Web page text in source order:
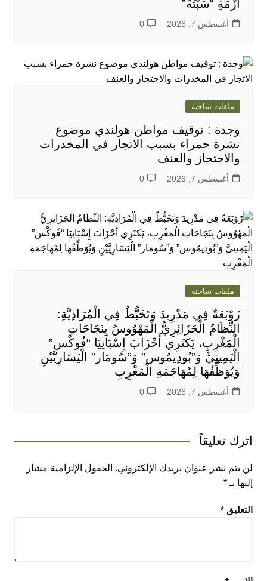
أَزْمَةِ “سَبْتَةَ”
أغسطس 7, 2026 0
ملفات ساخنة
وجدة : توقيف مواطن هولندي موضوع
نشرة حمراء بسبب الاتجار في المخدرات
والاحتجاز والعنف
أغسطس 7, 2026 0
ملفات ساخنة
زَوْبَعَةٌ فِي مَدْرِيدَ وَتَخَبُّطٌ فِي الْمُرَادِيَّةِ:
النِّظَامُ الْجَزَائِرِيُّ الْمَهْوُوسُ بِنَجَاحَاتِ
الْمَغْرِبِ، يَكتَرِي أَحْزَابَ إِسْبَانِيَا “فُوكْس”
الْيَمِينِيَّ وَ”بُودِيمُوس” وَ”سُومَار” الْيَسَارِيَّيْنِ
وَيُوَظِّفُهَا لِمُهَاجَمَةِ الْمَغْرِبِ
أغسطس 7, 2026 0
اترك تعليقاً
لن يتم نشر عنوان بريدك الإلكتروني. الحقول الإلزامية مشار
إليها بـ *
التعليق *